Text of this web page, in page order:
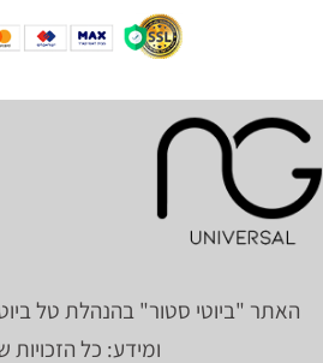
האתר "ביוטי סטור" בהנהלת טל
ומידע: כל הזכויות